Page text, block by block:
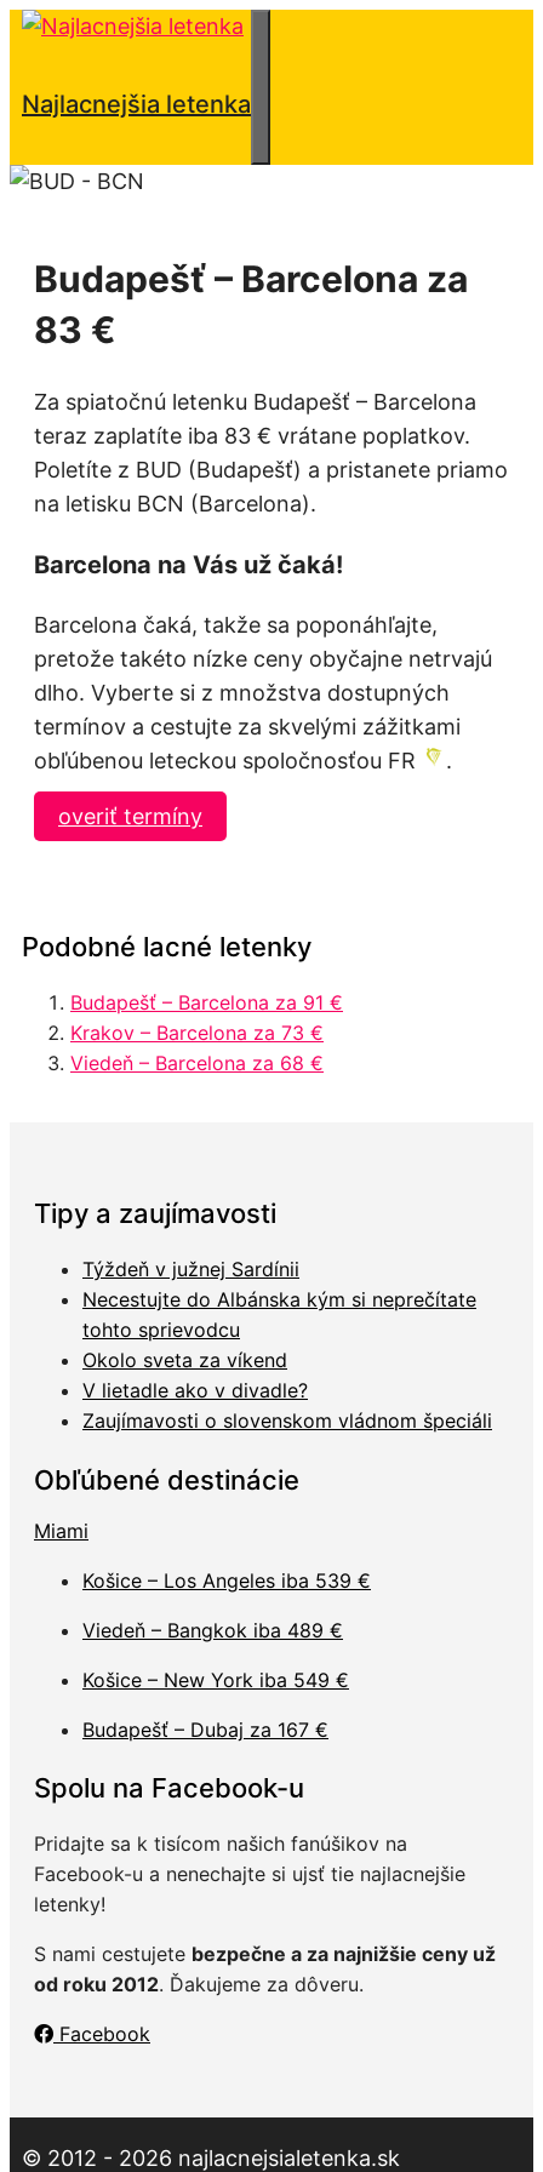
Preskočiť
obsah
Najlacnejšia letenka
Budapešť – Barcelona za
83 €
Za spiatočnú letenku Budapešť – Barcelona
teraz zaplatíte iba 83 € vrátane poplatkov.
Poletíte z BUD (Budapešť) a pristanete priamo
na letisku BCN (Barcelona).
Barcelona na Vás už čaká!
Barcelona čaká, takže sa poponáhľajte,
pretože takéto nízke ceny obyčajne netrvajú
dlho. Vyberte si z množstva dostupných
termínov a cestujte za skvelými zážitkami
obľúbenou leteckou spoločnosťou FR
.
overiť termíny
Podobné lacné letenky
Budapešť – Barcelona za 91 €
Krakov – Barcelona za 73 €
Viedeň – Barcelona za 68 €
Tipy a zaujímavosti
Týždeň v južnej Sardínii
Necestujte do Albánska kým si neprečítate
tohto sprievodcu
Okolo sveta za víkend
V lietadle ako v divadle?
Zaujímavosti o slovenskom vládnom špeciáli
Obľúbené destinácie
Miami
Košice – Los Angeles iba 539 €
Viedeň – Bangkok iba 489 €
Košice – New York iba 549 €
Budapešť – Dubaj za 167 €
Spolu na Facebook-u
Pridajte sa k tisícom našich fanúšikov na
Facebook-u a nenechajte si ujsť tie najlacnejšie
letenky!
S nami cestujete bezpečne a za najnižšie ceny už
od roku 2012. Ďakujeme za dôveru.
Facebook
© 2012 - 2026 najlacnejsialetenka.sk